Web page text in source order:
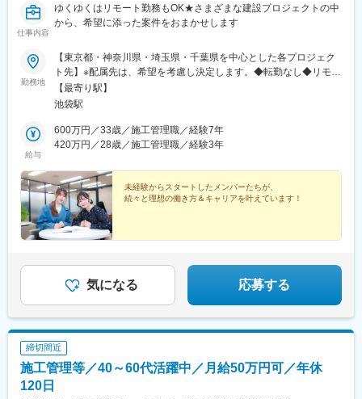
仕事内容
ゆくゆくはリモート勤務もOK★さまざまな建設プロジェクトの中
から、希望に添った案件をおまかせします
勤務地
【東京都・神奈川県・埼玉県・千葉県を中心とした各プロジェク
ト先】※配属先は、希望を考慮し決定します。◆転勤なし◆リモー
トワークあり◆直行直帰あり◆U・Iターン支援あり◆自動車通勤
OK（プロジェクトにより異なる）【本社】東京都豊島区池袋2-
帰や一部リモートワークも可能です。【受動喫煙対策】屋内喫煙
可能場所あり
【最寄り駅】
池袋駅
給与
600万円／33歳／施工管理職／経験7年
420万円／28歳／施工管理職／経験3年
未経験からスタートしたメンバーたちが、
続々と理想の働き方＆キャリアを叶えています！
気になる 応募する
締切間近
施工管理等／40～60代活躍中／月給50万円可／年休
120日